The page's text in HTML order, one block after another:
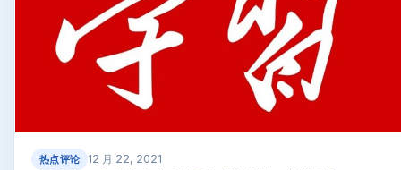
热点评论 12 月 22, 2021